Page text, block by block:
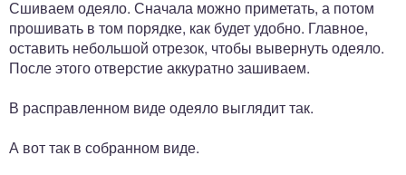
Сшиваем одеяло. Сначала можно приметать, а потом
прошивать в том порядке, как будет удобно. Главное,
оставить небольшой отрезок, чтобы вывернуть одеяло.
После этого отверстие аккуратно зашиваем.
В расправленном виде одеяло выглядит так.
А вот так в собранном виде.